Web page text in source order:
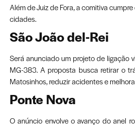
Além de Juiz de Fora, a comitiva
cidades.
São João del-Rei
Será anunciado um projeto de ligação
MG-383. A proposta busca retirar o
Matosinhos, reduzir acidentes e
Ponte Nova
O anúncio envolve o avanço do anel